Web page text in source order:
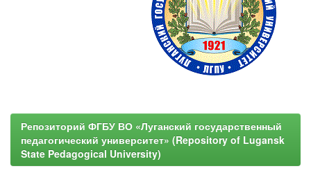
Репозиторий ФГБУ ВО «Луганский государственный
педагогический университет» (Repository of Lugansk
State Pedagogical University)